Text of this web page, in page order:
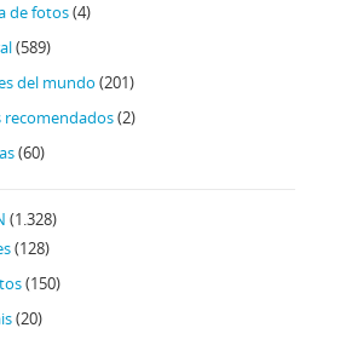
de fotos(4)
(589)
del mundo (201)
recomendados(2)
(60)
(1.328)
(128)
(150)
(20)